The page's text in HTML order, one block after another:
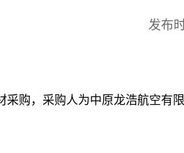
发布
购，采购人为中原龙浩航空有